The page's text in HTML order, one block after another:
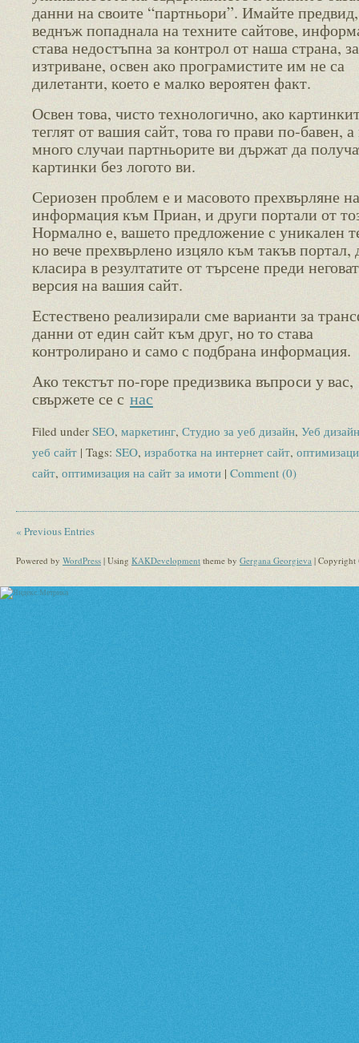
данни на своите “партньори”. Имайте
веднъж попаднала на техните сайтове,
става недостъпна за контрол от наша страна, за
изтриване, освен ако програмистите им не са
дилетанти, което е малко вероятен факт.
Освен това, чисто технологично, ако
теглят от вашия сайт, това го прави по-бавен, а
много случаи партньорите ви държат да
картинки без логото ви.
Сериозен проблем е и масовото прехвърляне на
информация към Приан, и други портали от
Нормално е, вашето предложение с уникален
но вече прехвърлено изцяло към такъв портал,
класира в резултатите от търсене преди
версия на вашия сайт.
Естествено реализирали сме варианти за
данни от един сайт към друг, но то става
контролирано и само с подбрана информация.
Ако текстът по-горе предизвика въпроси у вас,
свържете се с нас
Filed under SEO, маркетинг, Студио за уеб дизайн, Уеб дизайн
уеб сайт | Tags: SEO, изработка на интернет сайт,
сайт, оптимизация на сайт за имоти | Comment (0)
« Previous Entries
Powered by WordPress | Using KAKDevelopment theme by Gergana Georgieva | Copyright